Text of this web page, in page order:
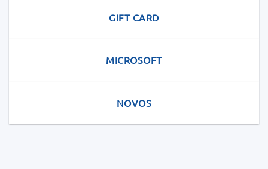
GIFT CARD
MICROSOFT
NOVOS